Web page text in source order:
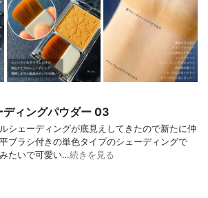
ィングパウダー 03
シェーディングが底見えしてきたので新たに仲
ブラシ付きの単色タイプのシェーディングで
たいで可愛い…続きを見る